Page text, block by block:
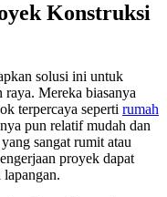
Konstruksi
solusi ini untuk
Mereka biasanya
terpercaya seperti rumah
pun relatif mudah dan
sangat rumit atau
proyek dapat